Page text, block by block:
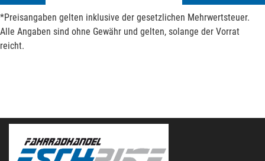
*Preisangaben gelten inklusive der gesetzlichen Mehrwertsteuer.
Alle Angaben sind ohne Gewähr und gelten, solange der Vorrat
reicht.